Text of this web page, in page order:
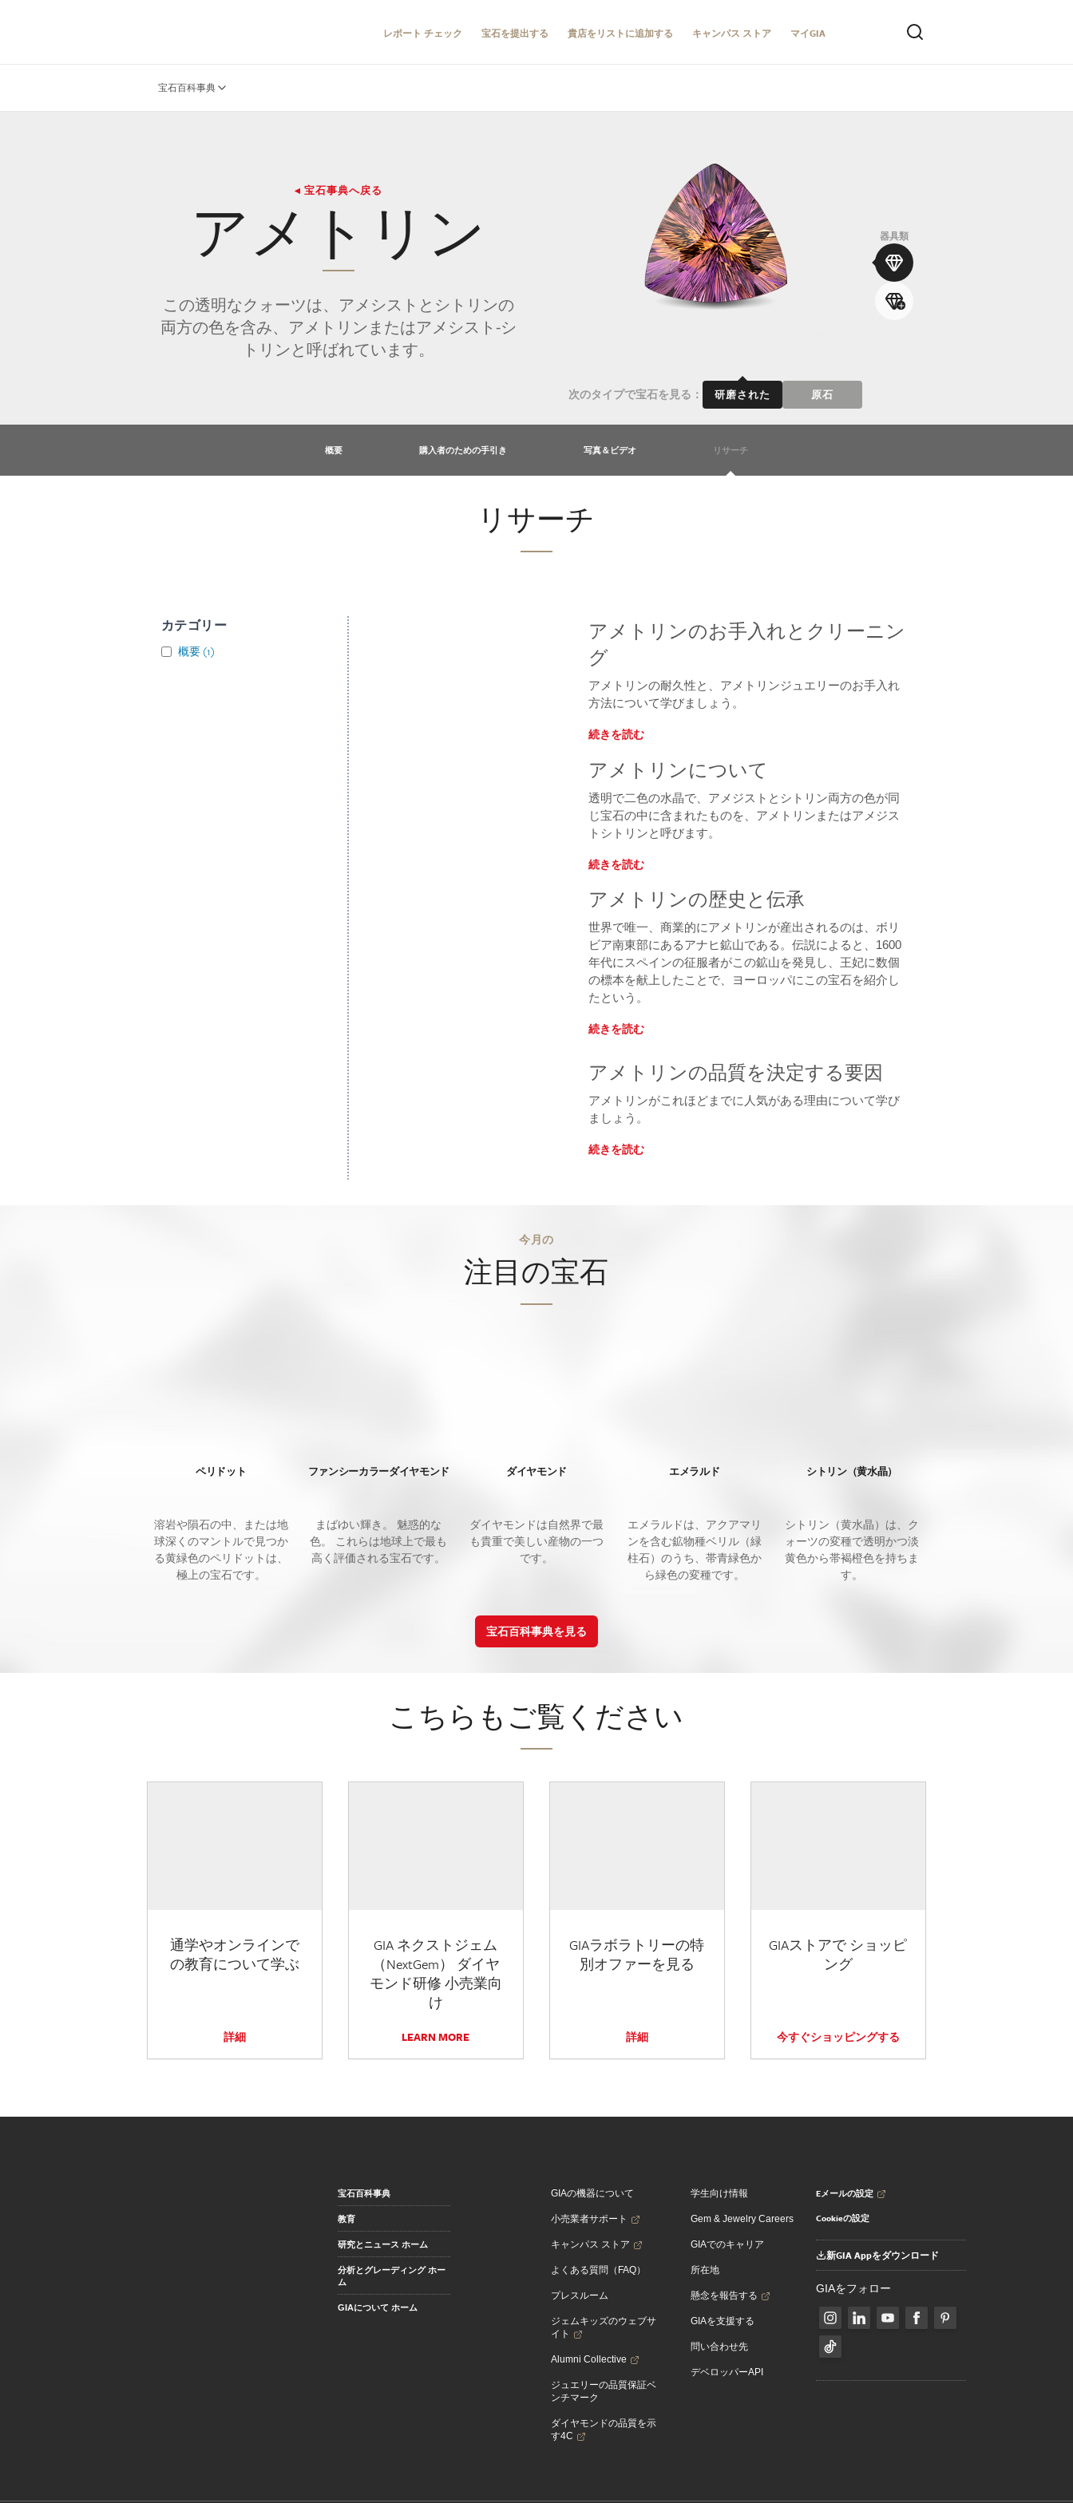
レポート チェック 宝石を提出する 貴店をリストに追加する キャンパス ストア マイGIA
宝石百科事典
◂ 宝石事典へ戻る
アメトリン
この透明なクォーツは、アメシストとシトリンの
両方の色を含み、アメトリンまたはアメシスト‐シ
トリンと呼ばれています。
次のタイプで宝石を見る： 研磨された 原石
器具類
概要 購入者のための手引き 写真＆ビデオ リサーチ
リサーチ
カテゴリー
概要 (1)
アメトリンのお手入れとクリーニン
グ
アメトリンの耐久性と、アメトリンジュエリーのお手入れ
方法について学びましょう。
続きを読む
アメトリンについて
透明で二色の水晶で、アメジストとシトリン両方の色が同
じ宝石の中に含まれたものを、アメトリンまたはアメジス
トシトリンと呼びます。
続きを読む
アメトリンの歴史と伝承
世界で唯一、商業的にアメトリンが産出されるのは、ボリ
ビア南東部にあるアナヒ鉱山である。伝説によると、1600
年代にスペインの征服者がこの鉱山を発見し、王妃に数個
の標本を献上したことで、ヨーロッパにこの宝石を紹介し
たという。
続きを読む
アメトリンの品質を決定する要因
アメトリンがこれほどまでに人気がある理由について学び
ましょう。
続きを読む
今月の
注目の宝石
ペリドット
溶岩や隕石の中、または地
球深くのマントルで見つか
る黄緑色のペリドットは、
極上の宝石です。
ファンシーカラーダイヤモンド
まばゆい輝き。 魅惑的な
色。 これらは地球上で最も
高く評価される宝石です。
ダイヤモンド
ダイヤモンドは自然界で最
も貴重で美しい産物の一つ
です。
エメラルド
エメラルドは、アクアマリ
ンを含む鉱物種ベリル（緑
柱石）のうち、帯青緑色か
ら緑色の変種です。
シトリン（黄水晶）
シトリン（黄水晶）は、ク
ォーツの変種で透明かつ淡
黄色から帯褐橙色を持ちま
す。
宝石百科事典を見る
こちらもご覧ください
通学やオンラインで
の教育について学ぶ
詳細
GIA ネクストジェム
（NextGem） ダイヤ
モンド研修 小売業向
け
LEARN MORE
GIAラボラトリーの特
別オファーを見る
詳細
GIAストアで ショッピ
ング
今すぐショッピングする
宝石百科事典
教育
研究とニュース ホーム
分析とグレーディング ホー
ム
GIAについて ホーム
GIAの機器について
小売業者サポート
キャンパス ストア
よくある質問（FAQ）
プレスルーム
ジェムキッズのウェブサ
イト
Alumni Collective
ジュエリーの品質保証ベ
ンチマーク
ダイヤモンドの品質を示
す4C
学生向け情報
Gem & Jewelry Careers
GIAでのキャリア
所在地
懸念を報告する
GIAを支援する
問い合わせ先
デベロッパーAPI
Eメールの設定
Cookieの設定
新GIA Appをダウンロード
GIAをフォロー